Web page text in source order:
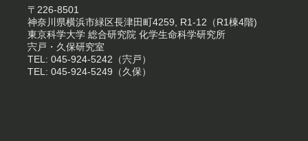
〒226-8501
神奈川県横浜市緑区長津田町4259, R1-12（R1棟4階)
東京科学大学 総合研究院 化学生命科学研究所
宍戸・久保研究室
TEL: 045-924-5242（宍戸）
TEL: 045-924-5249（久保）